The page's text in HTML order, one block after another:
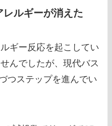
ルギーが消えた
ギー反応を起こしてい
んでしたが、現代バス
つステップを進んでい